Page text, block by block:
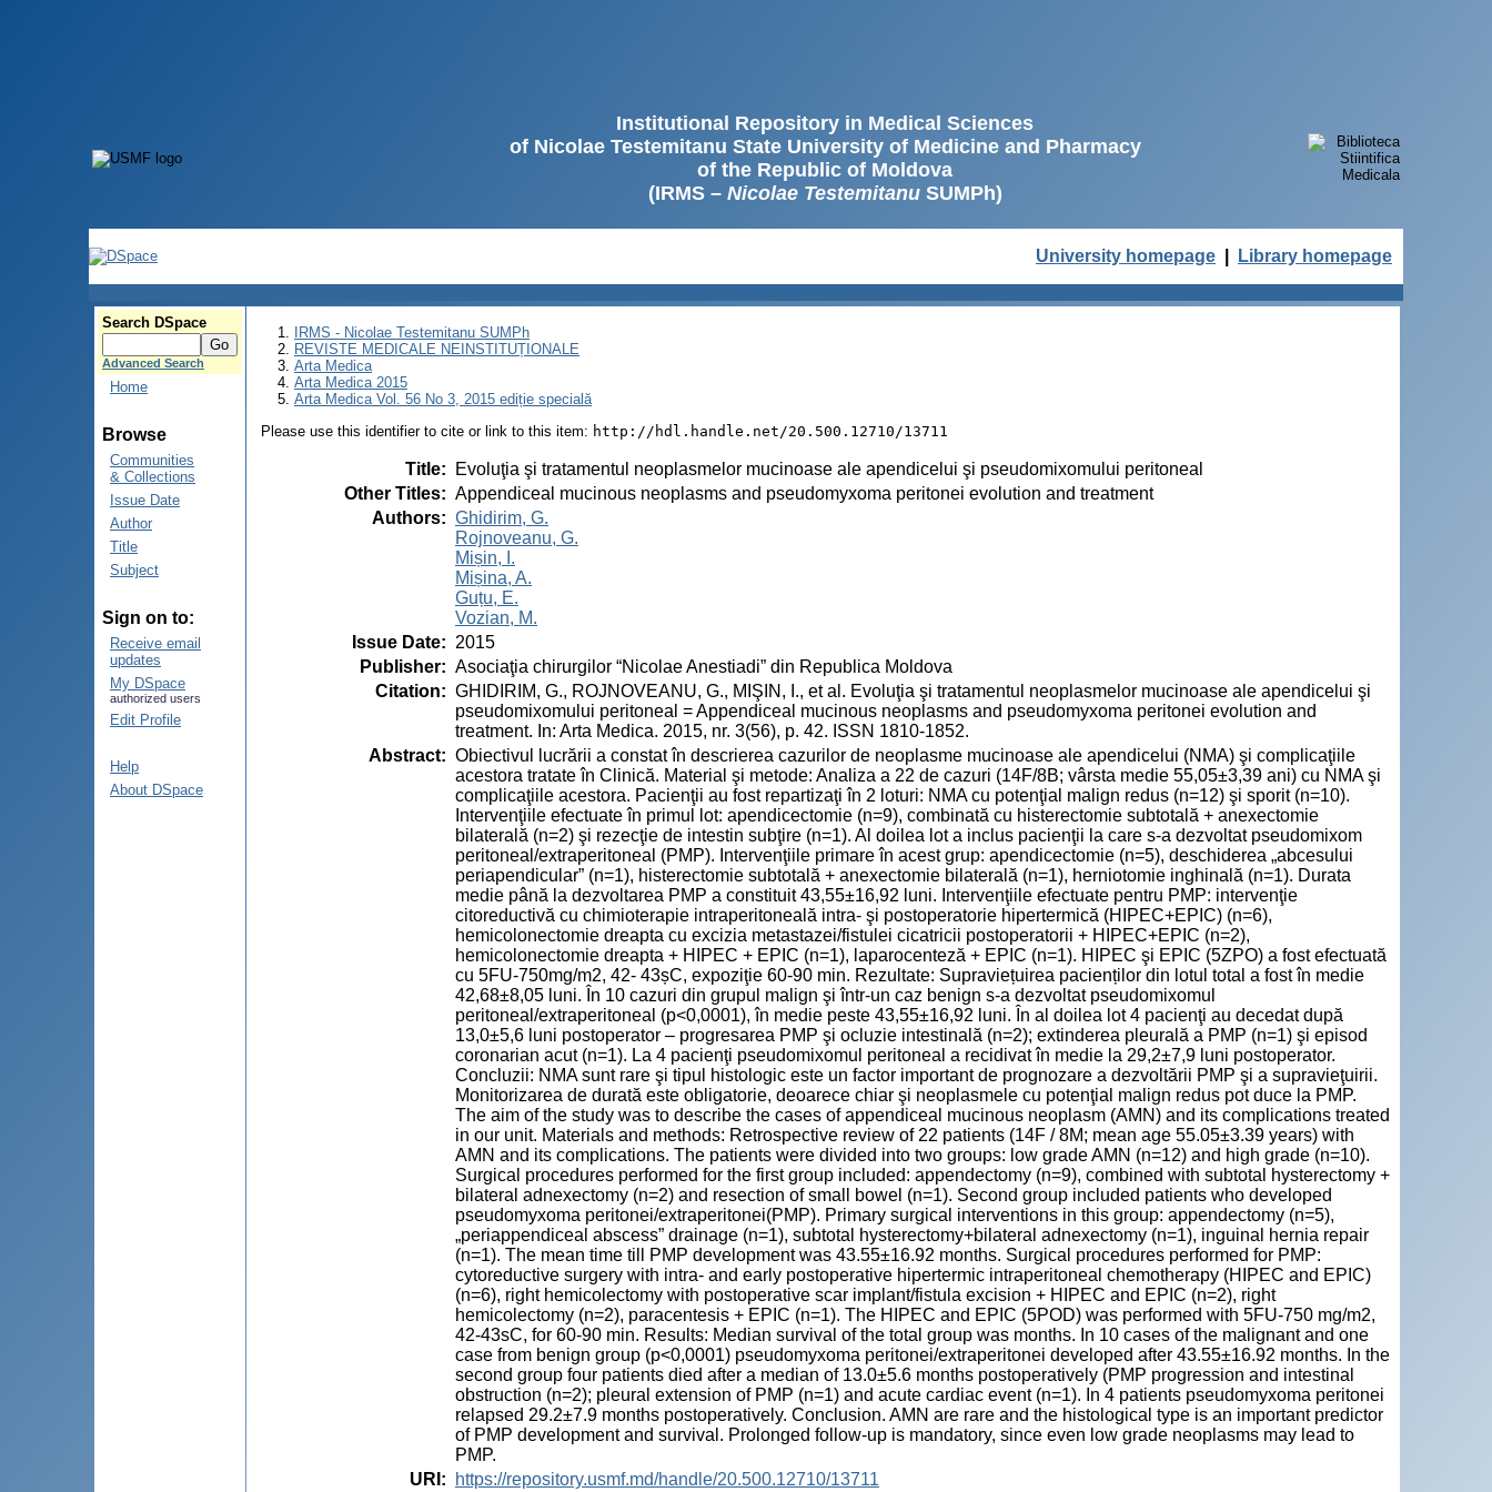
Institutional Repository in Medical Sciences
of Nicolae Testemitanu State University of Medicine and Pharmacy
of the Republic of Moldova
(IRMS – Nicolae TestemitanuSUMPh)
University homepage Library homepage
Search DSpace
Advanced Search
Home
Browse
Communities
& Collections
Issue Date
Author
Title
Subject
Sign on to:
Receive email
updates
My DSpace
authorized users
Edit Profile
Help
About DSpace
IRMS - Nicolae Testemitanu SUMPh
REVISTE MEDICALE NEINSTITUȚIONALE
Arta Medica
Arta Medica 2015
Arta Medica Vol. 56 No 3, 2015 ediție specială
Please use this identifier to cite or link to this item: http://hdl.handle.net/20.500.12710/13711
Title:
Evoluţia şi tratamentul neoplasmelor mucinoase ale apendicelui şi pseudomixomului peritoneal
Other Titles: Appendiceal mucinous neoplasms and pseudomyxoma peritonei evolution and treatment
Authors: Ghidirim, G.
Rojnoveanu, G.
Mișin, I.
Mișina, A.
Guțu, E.
Vozian, M.
Issue Date: 2015
Publisher: Asociaţia chirurgilor “Nicolae Anestiadi” din Republica Moldova
Citation: GHIDIRIM, G., ROJNOVEANU, G., MIŞIN, I., et al. Evoluţia şi tratamentul neoplasmelor mucinoase ale apendicelui şi
pseudomixomului peritoneal = Appendiceal mucinous neoplasms and pseudomyxoma peritonei evolution and
treatment. In: Arta Medica. 2015, nr. 3(56), p. 42. ISSN 1810-1852.
Abstract: Obiectivul lucrării a constat în descrierea cazurilor de neoplasme mucinoase ale apendicelui (NMA) şi complicaţiile
acestora tratate în Clinică. Material şi metode: Analiza a 22 de cazuri (14F/8B; vârsta medie 55,05±3,39 ani) cu NMA şi
complicaţiile acestora. Pacienţii au fost repartizaţi în 2 loturi: NMA cu potenţial malign redus (n=12) şi sporit (n=10).
Intervenţiile efectuate în primul lot: apendicectomie (n=9), combinată cu histerectomie subtotală + anexectomie
bilaterală (n=2) şi rezecţie de intestin subţire (n=1). Al doilea lot a inclus pacienţii la care s-a dezvoltat pseudomixom
peritoneal/extraperitoneal (PMP). Intervenţiile primare în acest grup: apendicectomie (n=5), deschiderea „abcesului
periapendicular” (n=1), histerectomie subtotală + anexectomie bilaterală (n=1), herniotomie inghinală (n=1). Durata
medie până la dezvoltarea PMP a constituit 43,55±16,92 luni. Intervenţiile efectuate pentru PMP: intervenţie
citoreductivă cu chimioterapie intraperitoneală intra- şi postoperatorie hipertermică (HIPEC+EPIC) (n=6),
hemicolonectomie dreapta cu excizia metastazei/fistulei cicatricii postoperatorii + HIPEC+EPIC (n=2),
hemicolonectomie dreapta + HIPEC + EPIC (n=1), laparocenteză + EPIC (n=1). HIPEC şi EPIC (5ZPO) a fost efectuată
cu 5FU-750mg/m2, 42- 43șC, expoziţie 60-90 min. Rezultate: Supraviețuirea pacienților din lotul total a fost în medie
42,68±8,05 luni. În 10 cazuri din grupul malign şi într-un caz benign s-a dezvoltat pseudomixomul
peritoneal/extraperitoneal (p<0,0001), în medie peste 43,55±16,92 luni. În al doilea lot 4 pacienţi au decedat după
13,0±5,6 luni postoperator – progresarea PMP şi ocluzie intestinală (n=2); extinderea pleurală a PMP (n=1) şi episod
coronarian acut (n=1). La 4 pacienţi pseudomixomul peritoneal a recidivat în medie la 29,2±7,9 luni postoperator.
Concluzii: NMA sunt rare şi tipul histologic este un factor important de prognozare a dezvoltării PMP şi a supravieţuirii.
Monitorizarea de durată este obligatorie, deoarece chiar şi neoplasmele cu potenţial malign redus pot duce la PMP.
The aim of the study was to describe the cases of appendiceal mucinous neoplasm (AMN) and its complications treated
in our unit. Materials and methods: Retrospective review of 22 patients (14F / 8M; mean age 55.05±3.39 years) with
AMN and its complications. The patients were divided into two groups: low grade AMN (n=12) and high grade (n=10).
Surgical procedures performed for the first group included: appendectomy (n=9), combined with subtotal hysterectomy +
bilateral adnexectomy (n=2) and resection of small bowel (n=1). Second group included patients who developed
pseudomyxoma peritonei/extraperitonei(PMP). Primary surgical interventions in this group: appendectomy (n=5),
„periappendiceal abscess” drainage (n=1), subtotal hysterectomy+bilateral adnexectomy (n=1), inguinal hernia repair
(n=1). The mean time till PMP development was 43.55±16.92 months. Surgical procedures performed for PMP:
cytoreductive surgery with intra- and early postoperative hipertermic intraperitoneal chemotherapy (HIPEC and EPIC)
(n=6), right hemicolectomy with postoperative scar implant/fistula excision + HIPEC and EPIC (n=2), right
hemicolectomy (n=2), paracentesis + EPIC (n=1). The HIPEC and EPIC (5POD) was performed with 5FU-750 mg/m2,
42-43sC, for 60-90 min. Results: Median survival of the total group was months. In 10 cases of the malignant and one
case from benign group (p<0,0001) pseudomyxoma peritonei/extraperitonei developed after 43.55±16.92 months. In the
second group four patients died after a median of 13.0±5.6 months postoperatively (PMP progression and intestinal
obstruction (n=2); pleural extension of PMP (n=1) and acute cardiac event (n=1). In 4 patients pseudomyxoma peritonei
relapsed 29.2±7.9 months postoperatively. Conclusion. AMN are rare and the histological type is an important predictor
of PMP development and survival. Prolonged follow-up is mandatory, since even low grade neoplasms may lead to
PMP.
URI : https://repository.usmf.md/handle/20.500.12710/13711